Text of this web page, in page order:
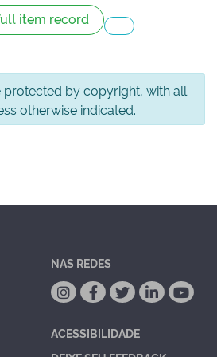
item record
protected by copyright, with all
otherwise indicated.
NAS REDES
ACESSIBILIDADE